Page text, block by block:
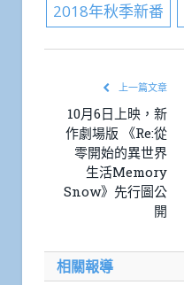
2018年秋季新番
上一篇文章
10月6日上映，新
作劇場版 《Re:從
零開始的異世界
生活Memory
Snow》先行圖公
開
相關報導